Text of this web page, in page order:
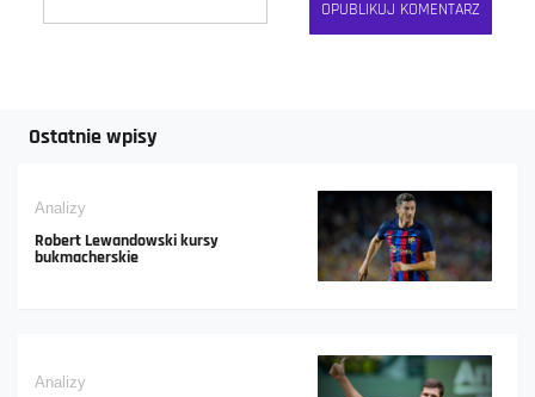
Ostatnie wpisy
Analizy
Robert Lewandowski kursy
bukmacherskie
Analizy